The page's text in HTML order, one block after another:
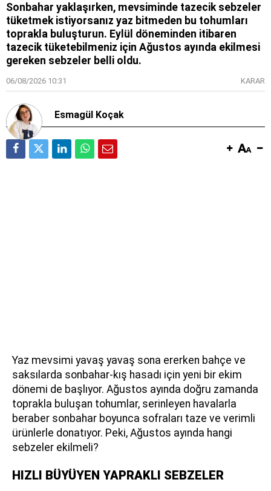
Sonbahar yaklaşırken, mevsiminde tazecik sebzeler
tüketmek istiyorsanız yaz bitmeden bu tohumları
toprakla buluşturun. Eylül döneminden itibaren
tazecik tüketebilmeniz için Ağustos ayında ekilmesi
gereken sebzeler belli oldu.
06/08/2026 10:31 KARAR
Esmagül Koçak
Yaz mevsimi yavaş yavaş sona ererken bahçe ve
saksılarda sonbahar-kış hasadı için yeni bir ekim
dönemi de başlıyor. Ağustos ayında doğru zamanda
toprakla buluşan tohumlar, serinleyen havalarla
beraber sonbahar boyunca sofraları taze ve verimli
ürünlerle donatıyor. Peki, Ağustos ayında hangi
sebzeler ekilmeli?
HIZLI BÜYÜYEN YAPRAKLI SEBZELER